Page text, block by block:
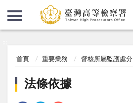
首頁 重要業務 督核所屬監護處分
法條依據